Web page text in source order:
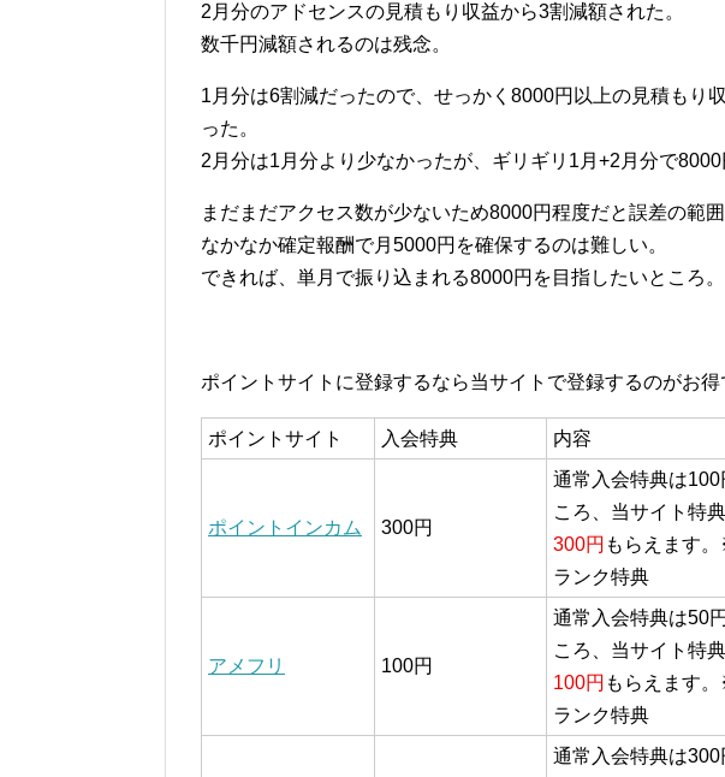
2月分のアドセンスの見積もり収益から3割減額された。
数千円減額されるのは残念。
1月分は6割減だったので、せっかく8000円以上の見積もり
った。
2月分は1月分より少なかったが、ギリギリ1月+2月分で8000
まだまだアクセス数が少ないため8000円程度だと誤差の範囲
なかなか確定報酬で月5000円を確保するのは難しい。
できれば、単月で振り込まれる8000円を目指したいところ。
ポイントサイトに登録するなら当サイトで登録するのがお得
ポイントサイト 入会特典 内容
ポイントインカム 300円
通常入会特典は100
ころ、当サイト特
300円 もらえます
ランク特典
アメフリ 100円
通常入会特典は50
ころ、当サイト特
100円 もらえます
ランク特典
通常入会特典は300